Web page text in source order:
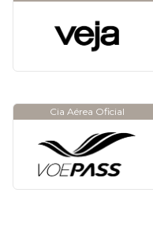
Cia Aérea Oficial